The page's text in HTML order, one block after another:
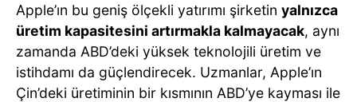
Apple’ın bu geniş ölçekli yatırımı şirketin yalnızca
üretim kapasitesini artırmakla kalmayacak, aynı
zamanda ABD’deki yüksek teknolojili üretim ve
istihdamı da güçlendirecek. Uzmanlar, Apple’ın
Çin’deki üretiminin bir kısmının ABD’ye kayması ile